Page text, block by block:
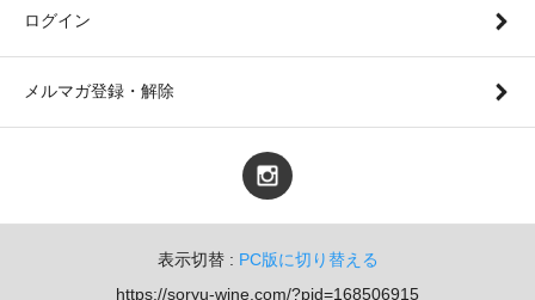
ログイン
メルマガ登録・解除
表示切替 : PC版に切り替える
https://soryu-wine.com/?pid=168506915